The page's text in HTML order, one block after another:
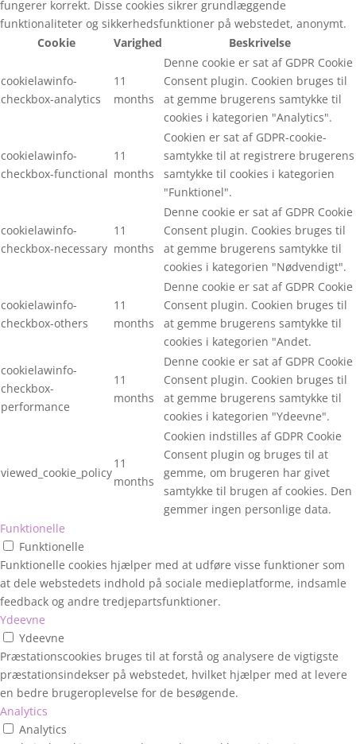
fungerer korrekt. Disse cookies sikrer grundlæggende
funktionaliteter og sikkerhedsfunktioner på webstedet, anonymt.
Cookie
Varighed Beskrivelse
cookielawinfo-
checkbox-analytics
11
months
Denne cookie er sat af GDPR Cookie
Consent plugin. Cookien bruges til
at gemme brugerens samtykke til
cookies i kategorien "Analytics".
cookielawinfo-
checkbox-functional
11
months
Cookien er sat af GDPR-cookie-
samtykke til at registrere brugerens
samtykke til cookies i kategorien
"Funktionel".
cookielawinfo-
checkbox-necessary
11
months
Denne cookie er sat af GDPR Cookie
Consent plugin. Cookies bruges til
at gemme brugerens samtykke til
cookies i kategorien "Nødvendigt".
cookielawinfo-
checkbox-others
11
months
Denne cookie er sat af GDPR Cookie
Consent plugin. Cookien bruges til
at gemme brugerens samtykke til
cookies i kategorien "Andet.
cookielawinfo-
checkbox-
performance
11
months
Denne cookie er sat af GDPR Cookie
Consent plugin. Cookien bruges til
at gemme brugerens samtykke til
cookies i kategorien "Ydeevne".
viewed_cookie_policy
11
months
Cookien indstilles af GDPR Cookie
Consent plugin og bruges til at
gemme, om brugeren har givet
samtykke til brugen af cookies. Den
gemmer ingen personlige data.
Funktionelle
Funktionelle
Funktionelle cookies hjælper med at udføre visse funktioner som
at dele webstedets indhold på sociale medieplatforme, indsamle
feedback og andre tredjepartsfunktioner.
Ydeevne
Ydeevne
Præstationscookies bruges til at forstå og analysere de vigtigste
præstationsindekser på webstedet, hvilket hjælper med at levere
en bedre brugeroplevelse for de besøgende.
Analytics
Analytics